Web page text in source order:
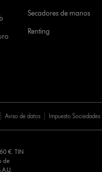
Secadores de manos
Renting
Aviso de datos Impuesto Sociedades
€. TIN
de